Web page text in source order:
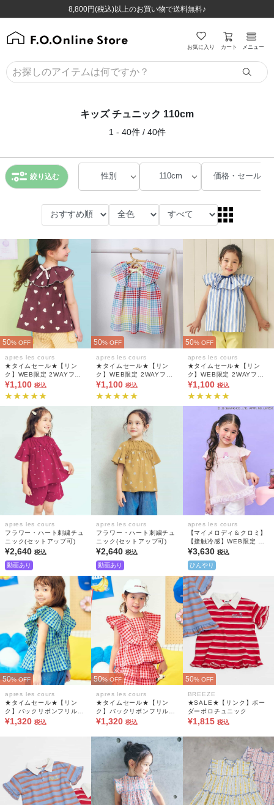
8,800円(税込)以上のお買い物で送料無料♪
ほぼ全品半額！！8/12(水)お昼12:59まで！！
8,800円(税込)以上のお買い物で送料無料♪
ほぼ全品半額！！8/12(水)お昼12:59まで！！
お気に入り カート メニュー
キッズ チュニック 110cm
1 - 40件 / 40件
絞り込む 性別 110cm 価格・セール
50% OFF
apres les cours
★タイムセール★【リン
ク】WEB限定 2WAYフリ
ル衿チュニック
¥1,100 税込
50% OFF
apres les cours
★タイムセール★【リン
ク】WEB限定 2WAYフリ
ル衿チュニック
¥1,100 税込
50% OFF
apres les cours
★タイムセール★【リン
ク】WEB限定 2WAYフリ
ル衿チュニック
¥1,100 税込
apres les cours
フラワー・ハート刺繍チュ
ニック(セットアップ可)
¥2,640 税込
動画あり
apres les cours
フラワー・ハート刺繍チュ
ニック(セットアップ可)
¥2,640税込
動画あり
apres les cours
【マイメロディ＆クロミ】
【接触冷感】WEB限定 キ
ラキラプリントチュニック
¥3,630 税込
ひんやり
50% OFF
apres les cours
★タイムセール★【リン
ク】バックリボンフリルチ
ュニック(セットアップ可)
¥1,320 税込
50% OFF
apres les cours
★タイムセール★【リン
ク】バックリボンフリルチ
ュニック(セットアップ可)
¥1,320 税込
50% OFF
BREEZE
★SALE★【リンク】ボー
ダーポロチュニック
¥1,815 税込